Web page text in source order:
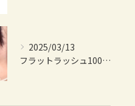
2025/03/13
フラットラッシュ100本👀